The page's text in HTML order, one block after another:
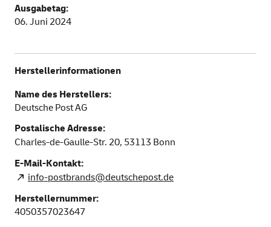
Ausgabetag:
06. Juni 2024
Herstellerinformationen
Name des Herstellers:
Deutsche Post AG
Postalische Adresse:
Charles-de-Gaulle-Str. 20, 53113 Bonn
E-Mail-Kontakt:
info-postbrands@deutschepost.de
Herstellernummer:
4050357023647